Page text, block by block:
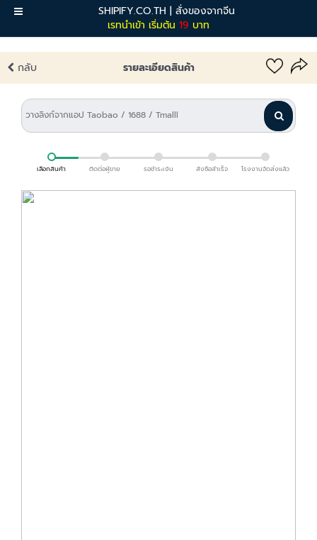
SHIPIFY.CO.TH | สั่งของจากจีน
เรทนำเข้า เริ่มต้น 19 บาท
เมนู
กลับ รายละเอียดสินค้า
เลือกสินค้า ติดต่อผู้ขาย รอชำระเงิน สั่งซื้อสำเร็จ โรงงานจัดส่งแล้ว